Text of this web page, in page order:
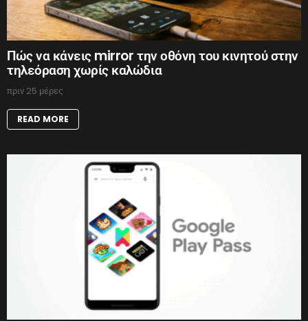
Πώς να κάνεις mirror την οθόνη του κινητού στην
τηλεόραση χωρίς καλώδια
πριν 25 μέρες
READ MORE